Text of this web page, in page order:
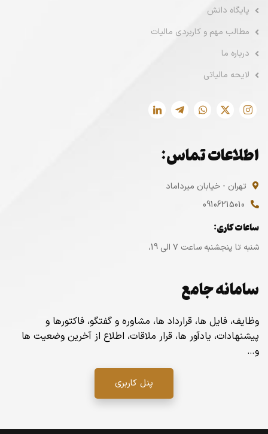
پایگاه دانش
مطالب مهم و کاربردی مالیات
درباره ما
لایحه مالیاتی
اطلاعات تماس:
تهران - خیابان میرداماد
09106215010
ساعات کاری:
شنبه تا پنجشنبه ساعت ۷ الی 19،
سامانه جامع
وظایف، فایل ها، قرارداد ها، مشاوره و گفتگو، فاکتورها و
پیشنهادات، یادآور ها، قرار ملاقات، اطلاع از آخرین وضعیت ها
و…
پنل کاربری